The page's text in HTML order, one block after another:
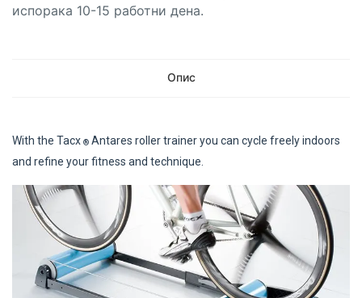
испорака 10-15 работни дена.
Опис
With the Tacx ® Antares roller trainer you can cycle freely indoors
and refine your fitness and technique.